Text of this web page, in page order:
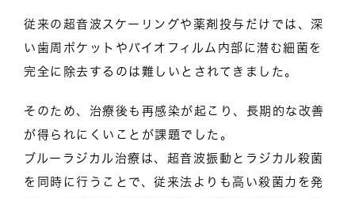
従来の超音波スケーリングや薬剤投与だけでは、深
い歯周ポケットやバイオフィルム内部に潜む細菌を
完全に除去するのは難しいとされてきました。
そのため、治療後も再感染が起こり、長期的な改善
が得られにくいことが課題でした。
ブルーラジカル治療は、超音波振動とラジカル殺菌
を同時に行うことで、従来法よりも高い殺菌力を発